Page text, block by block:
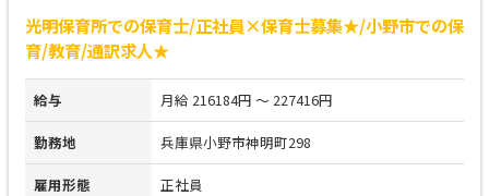
光明保育所での保育士/正社員×保育士募集★/小野市での保
育/教育/通訳求人★
給与 月給 216184円 ～ 227416円
勤務地 兵庫県小野市神明町298
雇用形態 正社員